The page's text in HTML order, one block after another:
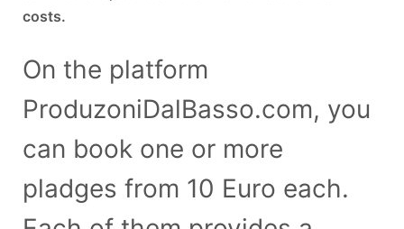
costs.
On the platform
ProduzoniDalBasso.com, you
can book one or more
pladges from 10 Euro each.